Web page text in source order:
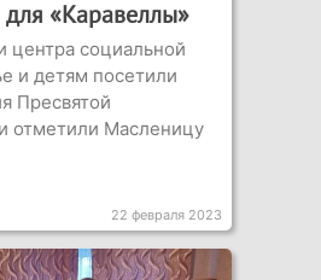
«Каравеллы»
центра социальной
и детям посетили
Пресвятой
отметили Масленицу
22 февраля 2023